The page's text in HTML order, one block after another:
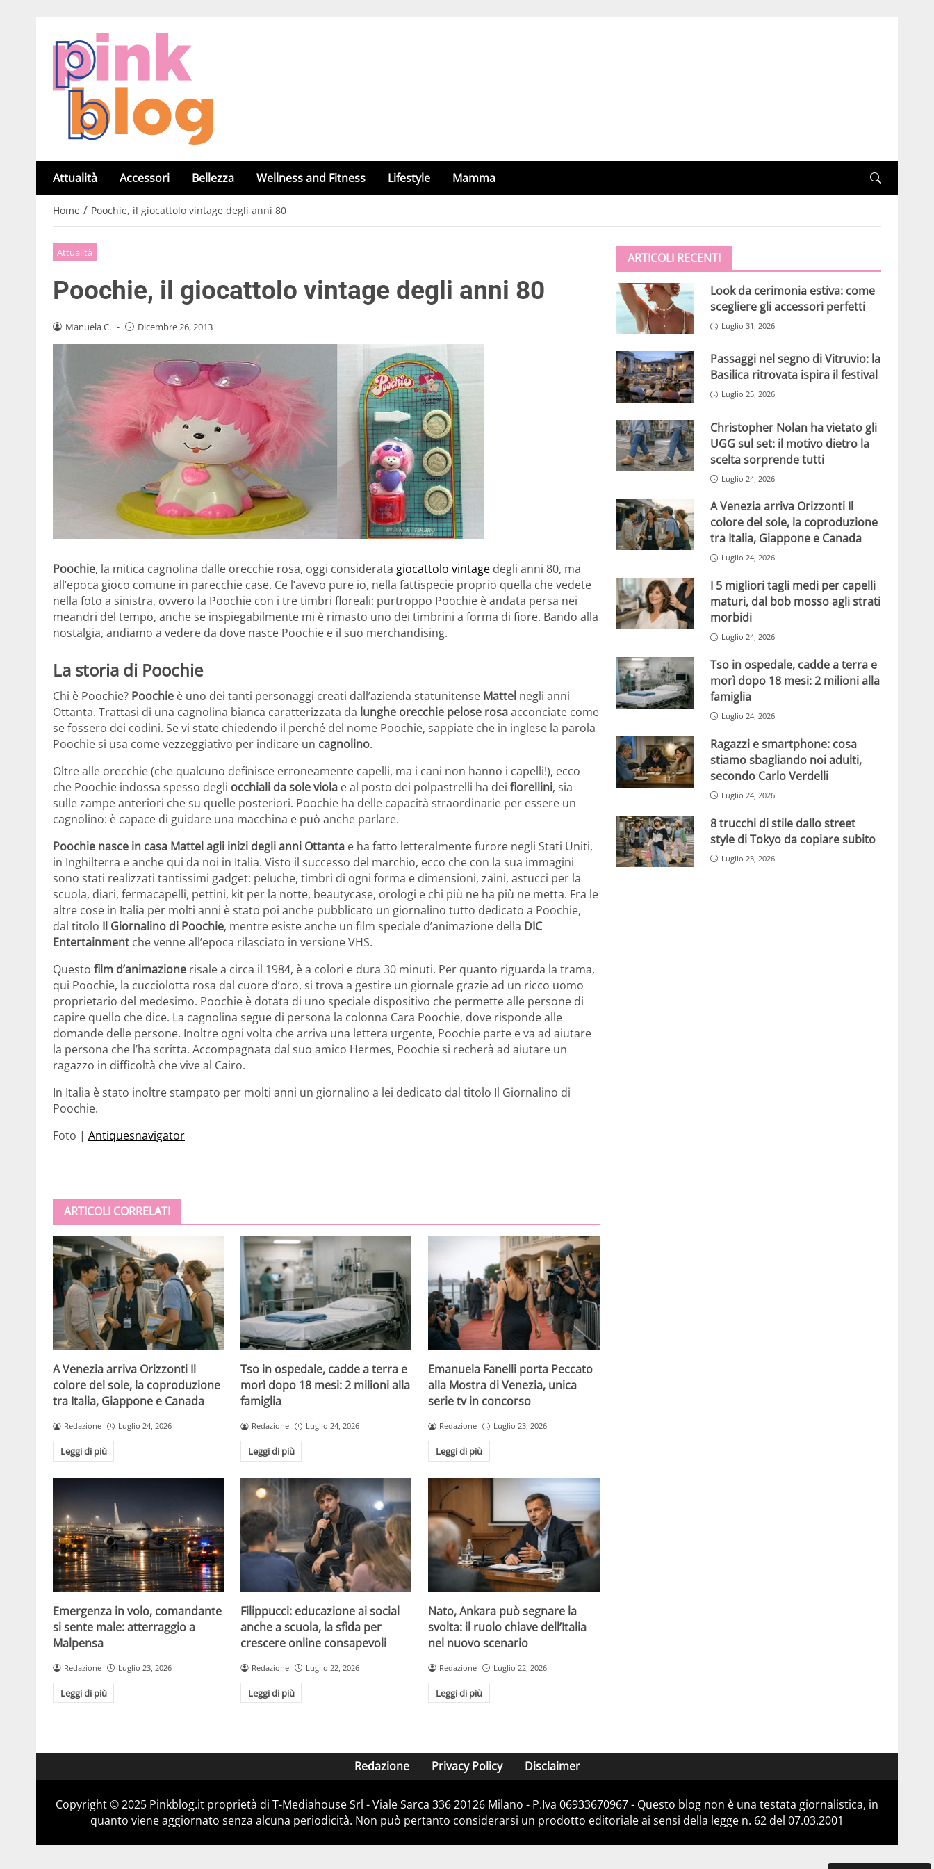
Attualità Accessori Bellezza Wellness and Fitness Lifestyle Mamma
Home / Poochie, il giocattolo vintage degli anni 80
Attualità
Poochie, il giocattolo vintage degli anni 80
Manuela C. - Dicembre 26, 2013
Poochie, la mitica cagnolina dalle orecchie rosa, oggi considerata giocattolo vintage degli anni 80, ma
all’epoca gioco comune in parecchie case. Ce l’avevo pure io, nella fattispecie proprio quella che vedete
nella foto a sinistra, ovvero la Poochie con i tre timbri floreali: purtroppo Poochie è andata persa nei
meandri del tempo, anche se inspiegabilmente mi è rimasto uno dei timbrini a forma di fiore. Bando alla
nostalgia, andiamo a vedere da dove nasce Poochie e il suo merchandising.
La storia di Poochie
Chi è Poochie? Poochie è uno dei tanti personaggi creati dall’azienda statunitense Mattel negli anni
Ottanta. Trattasi di una cagnolina bianca caratterizzata da lunghe orecchie pelose rosaacconciate come
se fossero dei codini. Se vi state chiedendo il perché del nome Poochie, sappiate che in inglese la parola
Poochie si usa come vezzeggiativo per indicare un cagnolino.
Oltre alle orecchie (che qualcuno definisce erroneamente capelli, ma i cani non hanno i capelli!), ecco
che Poochie indossa spesso degli occhiali da sole viola e al posto dei polpastrelli ha dei fiorellini, sia
sulle zampe anteriori che su quelle posteriori. Poochie ha delle capacità straordinarie per essere un
cagnolino: è capace di guidare una macchina e può anche parlare.
Poochie nasce in casa Mattel agli inizi degli anni Ottanta e ha fatto letteralmente furore negli Stati Uniti,
in Inghilterra e anche qui da noi in Italia. Visto il successo del marchio, ecco che con la sua immagini
sono stati realizzati tantissimi gadget: peluche, timbri di ogni forma e dimensioni, zaini, astucci per la
scuola, diari, fermacapelli, pettini, kit per la notte, beautycase, orologi e chi più ne ha più ne metta. Fra le
altre cose in Italia per molti anni è stato poi anche pubblicato un giornalino tutto dedicato a Poochie,
dal titolo Il Giornalino di Poochie, mentre esiste anche un film speciale d’animazione della DIC
Entertainment che venne all’epoca rilasciato in versione VHS.
Questo film d’animazione risale a circa il 1984, è a colori e dura 30 minuti. Per quanto riguarda la trama,
qui Poochie, la cucciolotta rosa dal cuore d’oro, si trova a gestire un giornale grazie ad un ricco uomo
proprietario del medesimo. Poochie è dotata di uno speciale dispositivo che permette alle persone di
capire quello che dice. La cagnolina segue di persona la colonna Cara Poochie, dove risponde alle
domande delle persone. Inoltre ogni volta che arriva una lettera urgente, Poochie parte e va ad aiutare
la persona che l’ha scritta. Accompagnata dal suo amico Hermes, Poochie si recherà ad aiutare un
ragazzo in difficoltà che vive al Cairo.
In Italia è stato inoltre stampato per molti anni un giornalino a lei dedicato dal titolo Il Giornalino di
Poochie.
Foto | Antiquesnavigator
ARTICOLI CORRELATI
A Venezia arriva Orizzonti Il
colore del sole, la coproduzione
tra Italia, Giappone e Canada
Redazione Luglio 24, 2026
Leggi di più
Tso in ospedale, cadde a terra e
morì dopo 18 mesi: 2 milioni alla
famiglia
Redazione Luglio 24, 2026
Leggi di più
Emanuela Fanelli porta Peccato
alla Mostra di Venezia, unica
serie tv in concorso
Redazione Luglio 23, 2026
Leggi di più
Emergenza in volo, comandante
si sente male: atterraggio a
Malpensa
Redazione Luglio 23, 2026
Leggi di più
Filippucci: educazione ai social
anche a scuola, la sfida per
crescere online consapevoli
Redazione Luglio 22, 2026
Leggi di più
Nato, Ankara può segnare la
svolta: il ruolo chiave dell’Italia
nel nuovo scenario
Redazione Luglio 22, 2026
Leggi di più
ARTICOLI RECENTI
Look da cerimonia estiva: come
scegliere gli accessori perfetti
Luglio 31, 2026
Passaggi nel segno di Vitruvio: la
Basilica ritrovata ispira il festival
Luglio 25, 2026
Christopher Nolan ha vietato gli
UGG sul set: il motivo dietro la
scelta sorprende tutti
Luglio 24, 2026
A Venezia arriva Orizzonti Il
colore del sole, la coproduzione
tra Italia, Giappone e Canada
Luglio 24, 2026
I 5 migliori tagli medi per capelli
maturi, dal bob mosso agli strati
morbidi
Luglio 24, 2026
Tso in ospedale, cadde a terra e
morì dopo 18 mesi: 2 milioni alla
famiglia
Luglio 24, 2026
Ragazzi e smartphone: cosa
stiamo sbagliando noi adulti,
secondo Carlo Verdelli
Luglio 24, 2026
8 trucchi di stile dallo street
style di Tokyo da copiare subito
Luglio 23, 2026
Redazione Privacy Policy Disclaimer
Copyright © 2025 Pinkblog.it proprietà di T-Mediahouse Srl - Viale Sarca 336 20126 Milano - P.Iva 06933670967 - Questo blog non è una testata giornalistica, in
quanto viene aggiornato senza alcuna periodicità. Non può pertanto considerarsi un prodotto editoriale ai sensi della legge n. 62 del 07.03.2001